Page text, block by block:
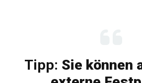
Tipp: Sie können